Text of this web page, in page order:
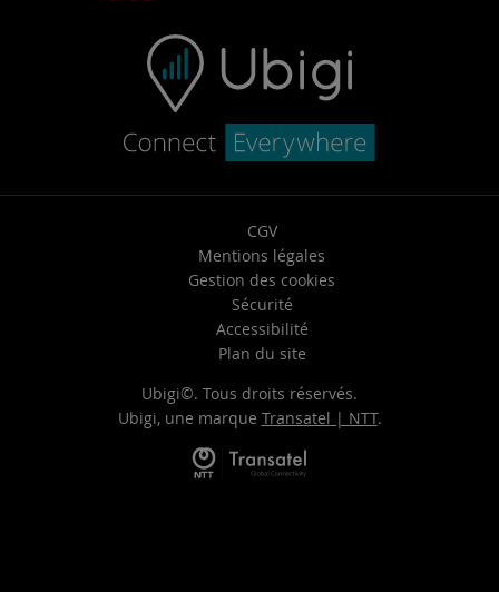
CGV
Mentions légales
Gestion des cookies
Sécurité
Accessibilité
Plan du site
Ubigi©. Tous droits réservés.
Ubigi, une marque Transatel | NTT.